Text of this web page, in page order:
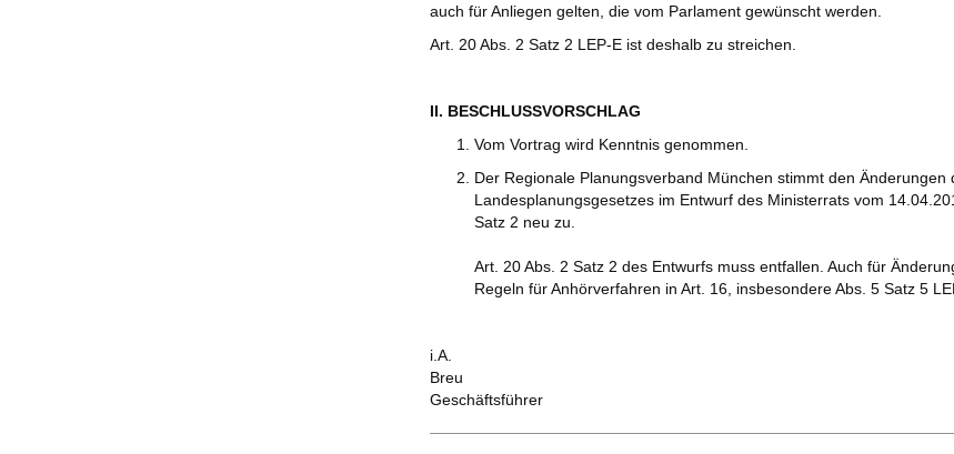
auch für Anliegen gelten, die vom Parlament gewünscht werden.
Art. 20 Abs. 2 Satz 2 LEP-E ist deshalb zu streichen.
II. BESCHLUSSVORSCHLAG
Vom Vortrag wird Kenntnis genommen.
Der Regionale Planungsverband München stimmt den Änderungen
Landesplanungsgesetzes im Entwurf des Ministerrats vom
Satz 2 neu zu.
Art. 20 Abs. 2 Satz 2 des Entwurfs muss entfallen. Auch für
Regeln für Anhörverfahren in Art. 16, insbesondere Abs. 5 Satz 5
i.A.
Breu
Geschäftsführer